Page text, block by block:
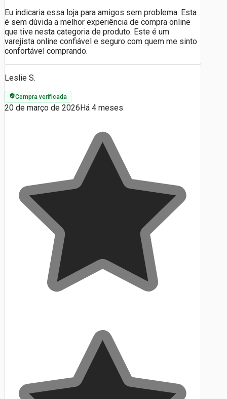
Eu indicaria essa loja para amigos sem problema. Esta
é sem dúvida a melhor experiência de compra online
que tive nesta categoria de produto. Este é um
varejista online confiável e seguro com quem me sinto
confortável comprando.
Leslie S.
Compra verificada
20 de março de 2026Há 4 meses